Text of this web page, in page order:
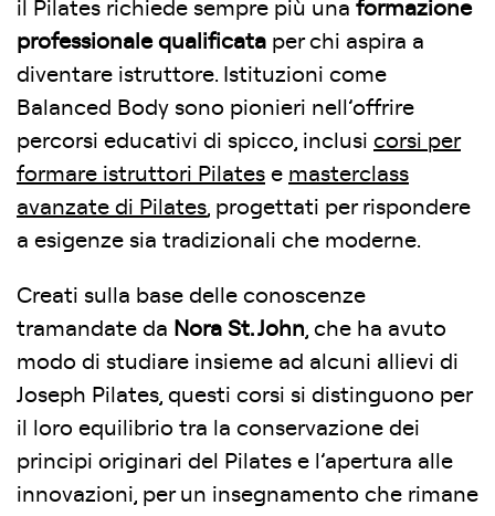
il Pilates richiede sempre più una formazione
professionale qualificata per chi aspira a
diventare istruttore. Istituzioni come
Balanced Body sono pionieri nell’offrire
percorsi educativi di spicco, inclusi corsi per
formare istruttori Pilates e masterclass
avanzate di Pilates, progettati per rispondere
a esigenze sia tradizionali che moderne.
Creati sulla base delle conoscenze
tramandate da Nora St. John, che ha avuto
modo di studiare insieme ad alcuni allievi di
Joseph Pilates, questi corsi si distinguono per
il loro equilibrio tra la conservazione dei
principi originari del Pilates e l’apertura alle
innovazioni, per un insegnamento che rimane